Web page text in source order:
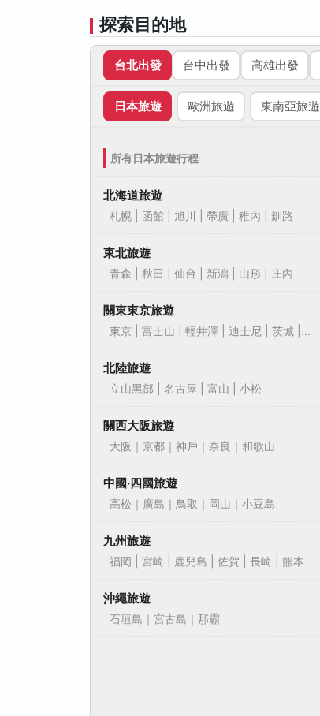
探索目的地
台北出發 台中出發 高雄出發
日本旅遊 歐洲旅遊 東南亞旅遊
所有日本旅遊行程
北海道旅遊
札幌 | 函館 | 旭川 | 帶廣 | 稚內 | 釧路
東北旅遊
青森 | 秋田 | 仙台 | 新潟 | 山形 | 庄內
關東東京旅遊
東京 | 富士山 | 輕井澤 | 迪士尼 | 茨城 |
北陸旅遊
立山黑部 | 名古屋 | 富山 | 小松
關西大阪旅遊
大阪｜京都｜神戶｜奈良｜和歌山
中國‧四國旅遊
高松｜廣島｜鳥取｜岡山｜小豆島
九州旅遊
福岡 | 宮崎 | 鹿兒島 | 佐賀 | 長崎 | 熊本
沖繩旅遊
石垣島｜宮古島｜那霸